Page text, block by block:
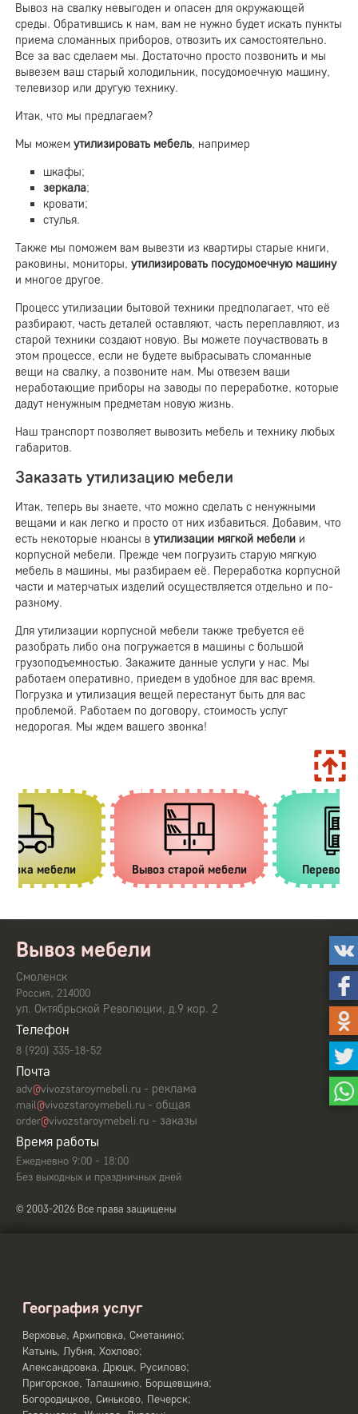
Вывоз на свалку невыгоден и опасен для окружающей
среды. Обратившись к нам, вам не нужно будет искать пункты
приема сломанных приборов, отвозить их самостоятельно.
Все за вас сделаем мы. Достаточно просто позвонить и мы
вывезем ваш старый холодильник, посудомоечную машину,
телевизор или другую технику.
Итак, что мы предлагаем?
Мы можемутилизировать мебель, например
шкафы;
зеркала;
кровати;
стулья.
Также мы поможем вам вывезти из квартиры старые книги,
раковины, мониторы,утилизировать посудомоечную машину
и многое другое.
Процесс утилизации бытовой техники предполагает, что её
разбирают, часть деталей оставляют, часть переплавляют, из
старой техники создают новую. Вы можете поучаствовать в
этом процессе, если не будете выбрасывать сломанные
вещи на свалку, а позвоните нам. Мы отвезем ваши
неработающие приборы на заводы по переработке, которые
дадут ненужным предметам новую жизнь.
Наш транспорт позволяет вывозить мебель и технику любых
габаритов.
Заказать утилизацию мебели
Итак, теперь вы знаете, что можно сделать с ненужными
вещами и как легко и просто от них избавиться. Добавим, что
есть некоторые нюансы вутилизации мягкой мебели и
корпусной мебели. Прежде чем погрузить старую мягкую
мебель в машины, мы разбираем её. Переработка корпусной
части и матерчатых изделий осуществляется отдельно и по-
разному.
Для утилизации корпусной мебели также требуется её
разобрать либо она погружается в машины с большой
грузоподъемностью. Закажите данные услуги у нас. Мы
работаем оперативно, приедем в удобное для вас время.
Погрузка и утилизация вещей перестанут быть для вас
проблемой. Работаем по договору, стоимость услуг
недорогая. Мы ждем вашего звонка!
Перевозка сейфов Услуги грузчиков
Вывоз мебели
Смоленск
Россия, 214000
ул. Октябрьской Революции, д.9 кор. 2
Телефон
8 (920) 335-18-52
Почта
adv@vivozstaroymebeli.ru - реклама
mail@vivozstaroymebeli.ru - общая
order@vivozstaroymebeli.ru - заказы
Время работы
Ежедневно 9:00 - 18:00
Без выходных и праздничных дней
© 2003-2026 Все права защищены
География услуг
Верховье, Архиповка, Сметанино;
Катынь, Лубня, Хохлово;
Александровка, Дрюцк, Русилово;
Пригорское, Талашкино, Борщевщина;
Богородицкое, Синьково, Печерск;